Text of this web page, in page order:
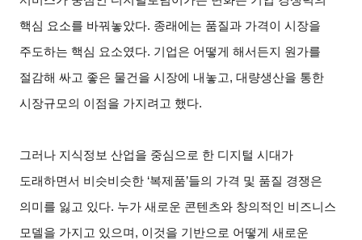
핵심 요소를 바꿔놓았다. 종래에는 품질과 가격이 시장을
주도하는 핵심 요소였다. 기업은 어떻게 해서든지 원가를
절감해 싸고 좋은 물건을 시장에 내놓고, 대량생산을 통한
시장규모의 이점을 가지려고 했다.
그러나 지식정보 산업을 중심으로 한 디지털 시대가
도래하면서 비슷비슷한 ‘복제품’들의 가격 및 품질 경쟁은
의미를 잃고 있다. 누가 새로운 콘텐츠와 창의적인 비즈니스
모델을 가지고 있으며, 이것을 기반으로 어떻게 새로운